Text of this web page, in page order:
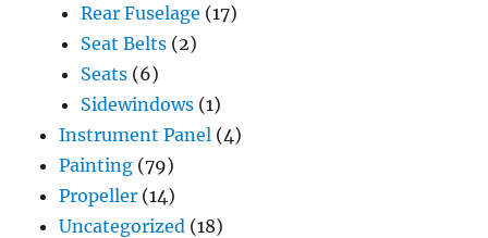
Rear Fuselage (17)
Seat Belts (2)
Seats (6)
Sidewindows (1)
Instrument Panel (4)
Painting (79)
Propeller (14)
Uncategorized (18)